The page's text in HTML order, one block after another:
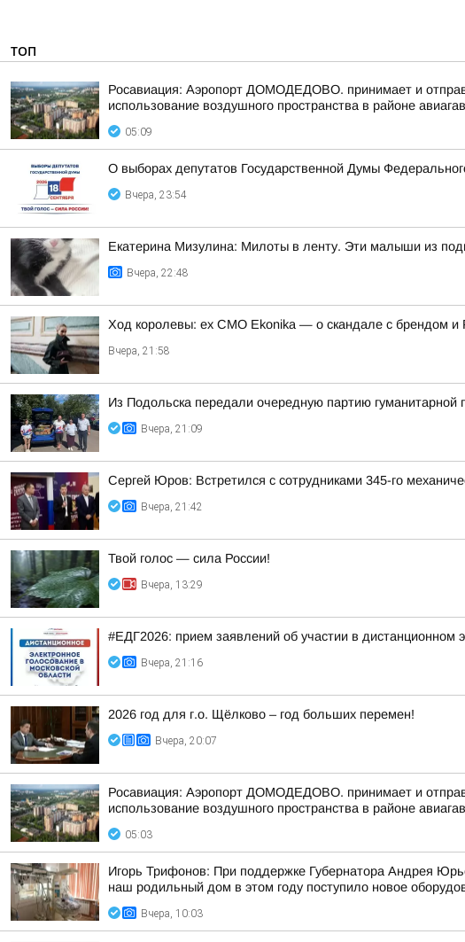
ТОП
Росавиация: Аэропорт ДОМОДЕДОВО. принимает и
использование воздушного пространства в районе
05:09
О выборах депутатов Государственной Думы
Вчера, 23:54
Екатерина Мизулина: Милоты в ленту. Эти малыши из
Вчера, 22:48
Ход королевы: ex CMO Ekonika — о скандале с брендом и
Вчера, 21:58
Из Подольска передали очередную партию
Вчера, 21:09
Сергей Юров: Встретился с сотрудниками 345-го
Вчера, 21:42
Твой голос — сила России!
Вчера, 13:29
#ЕДГ2026: прием заявлений об участии в дистанционном
Вчера, 21:16
2026 год для г.о. Щёлково – год больших перемен!
Вчера, 20:07
Росавиация: Аэропорт ДОМОДЕДОВО. принимает и
использование воздушного пространства в районе
05:03
Игорь Трифонов: При поддержке Губернатора Андрея
наш родильный дом в этом году поступило новое
Вчера, 10:03